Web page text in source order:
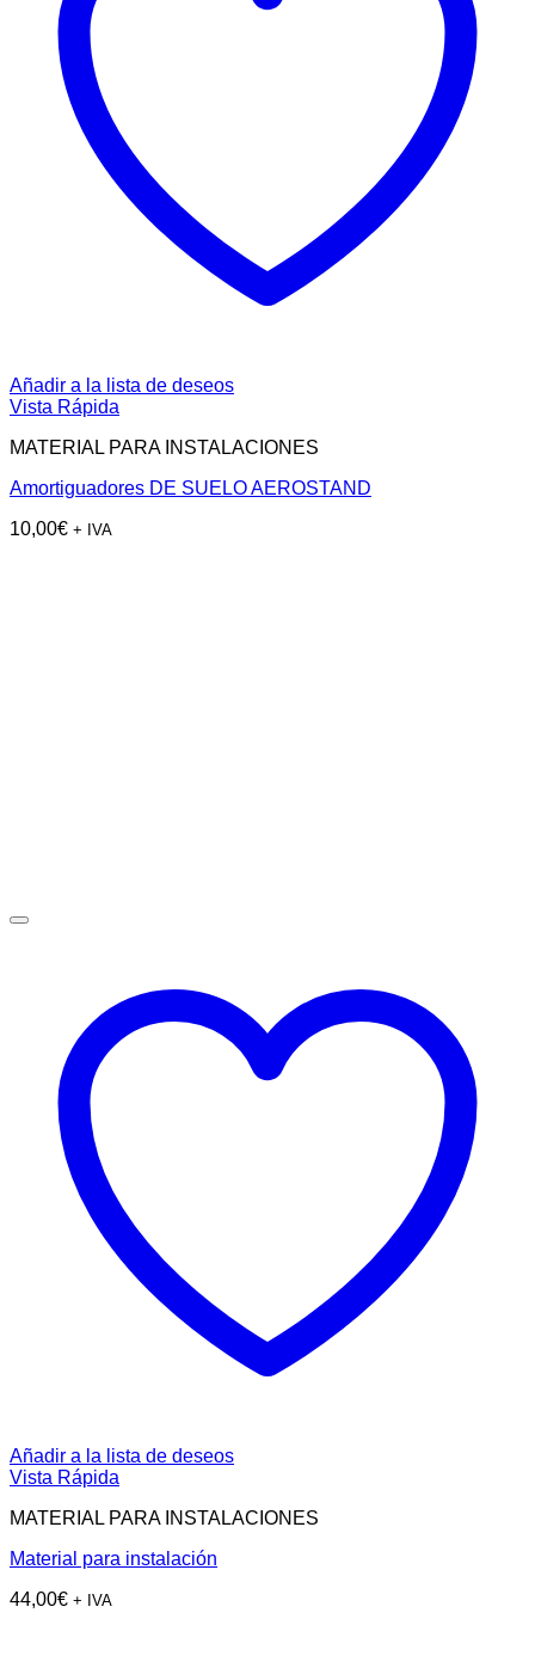
Añadir a la lista de deseos
Vista Rápida
MATERIAL PARA INSTALACIONES
Amortiguadores DE SUELO AEROSTAND
10,00€ + IVA
Añadir a la lista de deseos
Vista Rápida
MATERIAL PARA INSTALACIONES
Material para instalación
44,00€ + IVA